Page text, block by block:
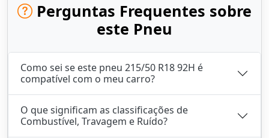
Perguntas Frequentes sobre
este Pneu
Como sei se este pneu 215/50 R18 92H é
compatível com o meu carro?
O que significam as classificações de
Combustível, Travagem e Ruído?